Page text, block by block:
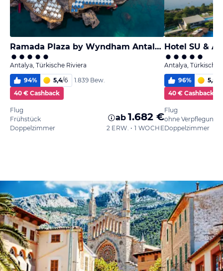
Ramada Plaza by Wyndham Antalya
Antalya, Türkische Riviera
94% 5,4/6
1.839 Bew.
40 € Cashback
Flug
Frühstück
Doppelzimmer
ab 1.682 €
2 ERW. • 1 WOCHE
Hotel SU &
Antalya, Türkische
96% 5,5
40 € Cashback
Flug
ohne Verpflegung
Doppelzimmer